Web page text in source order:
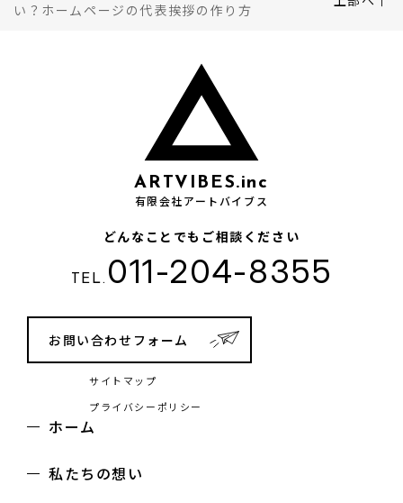
い？ホームページの代表挨拶の作り方
ARTVIBES.inc
有限会社アートバイブス
どんなことでもご相談ください
TEL. 011-204-8355
お問い合わせフォーム
サイトマップ
プライバシーポリシー
ホーム
私たちの想い